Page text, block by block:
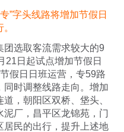
”字头线路将增加节假日
团选取客流需求较大的9
21日起试点增加节假日
假日日班运营，专59路
同时调整线路走向。增加
，朝阳区双桥、垡头、
厂，昌平区龙锦苑，门
居民的出行，提升上述地